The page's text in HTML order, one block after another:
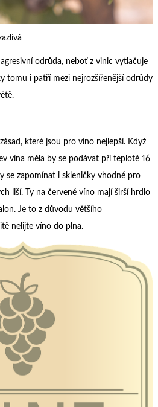
odrůda, neboť z vinic vytlačuje
tomu i patří mezi nejrozšířenější odrůdy
které jsou pro víno nejlepší. Když
vína měla by se podávat při teplotě 16
se zapomínat i skleničky vhodné pro
liší. Ty na červené víno mají širší hrdlo
Je to z důvodu většího
nelijte víno do plna.